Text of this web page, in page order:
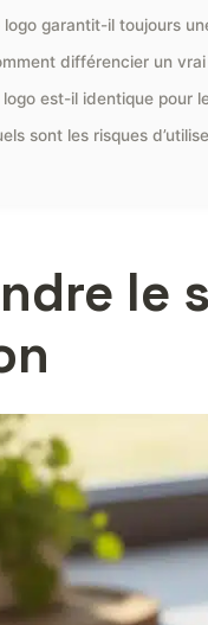
logo garantit-il toujours
différencier un
logo est-il identique pour
sont les risques
le